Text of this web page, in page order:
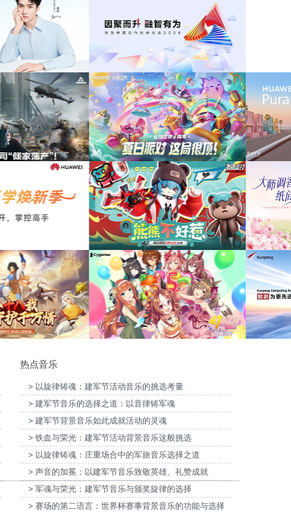
为华为坤灵伙伴大会传播项目提供音乐版权
为贝加莱工业自动化亮相
国际橡塑展花絮项目提供音乐版
为《英雄联盟：云顶之弈》7周年活动提供音
乐版权
为华为终端Pura90 Pro Max北京野生
拍摄项目提供音乐版权
为《香肠派对》PV89期缤纷主题皮肤「熊熊
不好惹」宣传项目提供音乐版权
为维达Tempo得宝樱花TVC项目提供
为《闪耀！优俊少女》媒体宣传项目提供音乐
版权
热点音乐
> 以旋律铸魂：建军节活动音乐的挑选考量
> 建军节音乐的选择之道：以音律铸军魂
> 建军节背景音乐如此成就活动的灵魂
> 铁血与荣光：建军节活动背景音乐这般挑选
> 以旋律铸魂：庄重场合中的军旅音乐选择之道
> 声音的加冕：以建军节音乐致敬英雄、礼赞成就
> 军魂与荣光：建军节音乐与颁奖旋律的选择
> 赛场的第二语言：世界杯赛事背景音乐的功能与选择